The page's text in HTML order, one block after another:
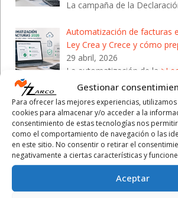
Gestionar
Para ofrecer las mejores experiencias,
cookies para almacenar y/o acceder a la
consentimiento de estas tecnologías nos
como el comportamiento de navegación o las
en este sitio. No consentir o retirar el
negativamente a ciertas características y
Aceptar
La campaña de la
Automatización de facturas
Ley Crea y Crece y cómo
29 abril, 2026
La automatización de la
Campaña de la Renta
las estafas de Hacienda
28 abril, 2026
Con el inicio de la Campaña